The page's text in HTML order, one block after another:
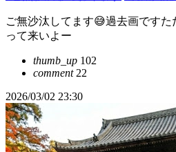
ご無沙汰してます😅過去画です
って来いよー
thumb_up 102
comment22
2026/03/02 23:30